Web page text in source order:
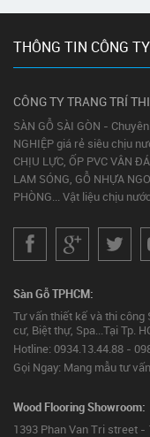
THÔNG TIN CÔNG TY
CÔNG TY TRANG TRÍ
SÀN GỖ SÀI GÒN -
NGHIỆP giá rẻ siêu chịu
CHỊU LỰC, ỐP PVC VÂN
LAM SÓNG, GỖ NHỰA
PHÒNG... Vật liệu chịu
Sàn Gỗ TPHCM:
Tư vấn thiết kế và thi công
cư, Biệt thự, Spa...Tại Tp.
Hotline: 0934.13.44.88 -
Gọi Ngay: Mang mẫu tư
Wood Flooring Showroom:
1393 Phan Van Tri street -